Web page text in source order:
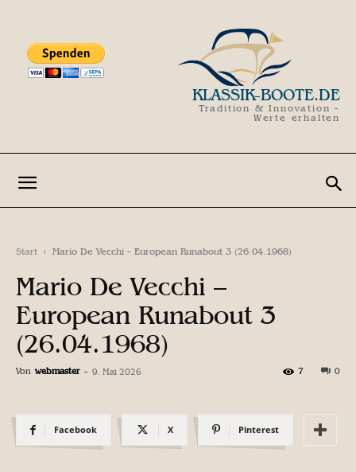
KLASSIK-BOOTE.DE
Tradition & Innovation -
Werte erhalten
Start Mario De Vecchi - European Runabout 3 (26.04.1968)
Mario De Vecchi –
European Runabout 3
(26.04.1968)
Von webmaster - 9. Mai 2026 0
7
Facebook X Pinterest